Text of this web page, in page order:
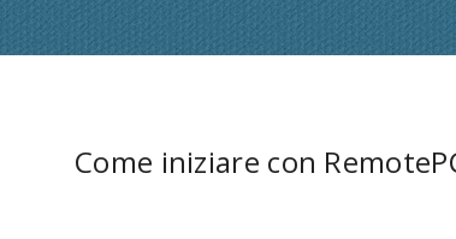
Come iniziare con